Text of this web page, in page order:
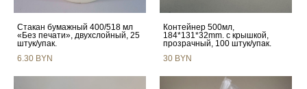
Стакан бумажный 400/518 мл
«Без печати», двухслойный, 25
штук/упак.
6.30 BYN
Контейнер 500мл,
184*131*32mm. с крышкой,
прозрачный, 100 штук/упак.
30 BYN